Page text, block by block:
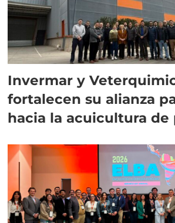
Invermar y
fortalecen su alianza
hacia la acuicultura de